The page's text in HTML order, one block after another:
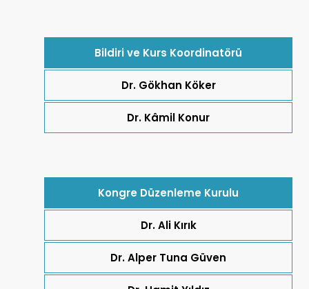
Bildiri ve Kurs Koordinatörü
Dr. Gökhan Köker
Dr. Kâmil Konur
Kongre Düzenleme Kurulu
Dr. Ali Kırık
Dr. Alper Tuna Güven